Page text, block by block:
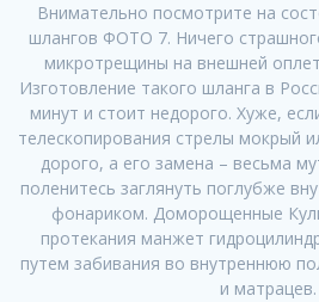
Внимательно посмотрите на
шлангов ФОТО 7. Ничего
микротрещины на внешней
Изготовление такого шланга в
минут и стоит недорого. Хуже,
телескопирования стрелы мокрый
дорого, а его замена – весьма
поленитесь заглянуть поглубже
фонариком. Доморощенные
протекания манжет
путем забивания во внутреннюю
и матрацев.